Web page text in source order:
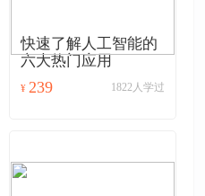
快速了解人工智能的
六大热门应用
¥ 239 1822人学过